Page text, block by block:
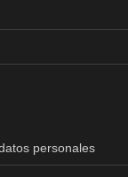
personales